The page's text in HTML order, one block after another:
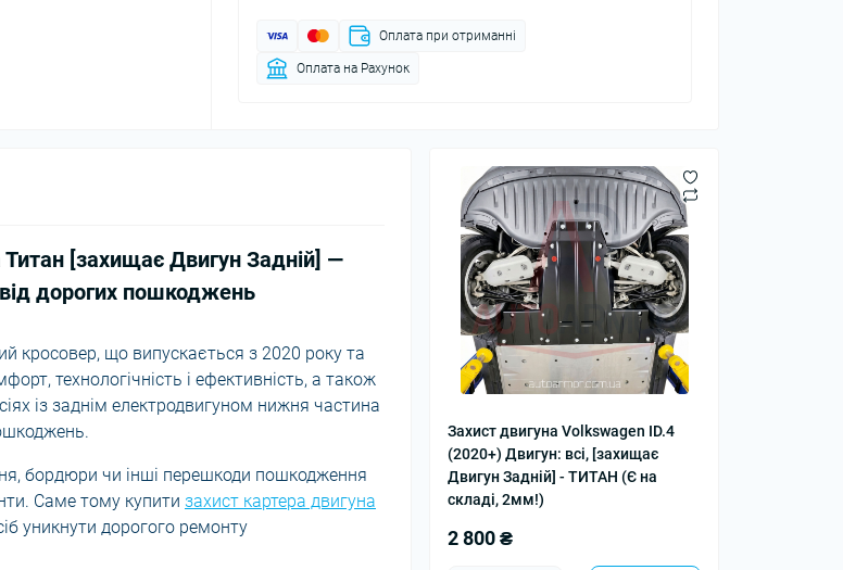
Оплата при отриманні
Оплата на Рахунок
Захист двигуна Volkswagen ID.4
(2020+) Двигун: всі, [захищає
Двигун Задній] - ТИТАН (Є на
складі, 2мм!)
2 800 ₴
[захищає Двигун Задній] —
дорогих пошкоджень
кросовер, що випускається з 2020 року та
технологічність і ефективність, а також
із заднім електродвигуном нижня частина
бордюри чи інші перешкоди пошкодження
Саме тому купити захист картера двигуна
уникнути дорогого ремонту